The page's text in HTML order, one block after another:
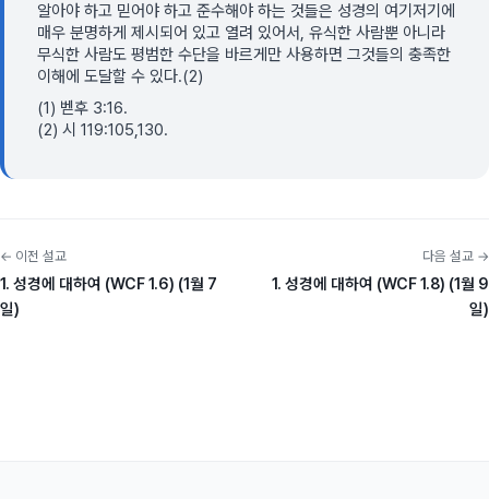
알아야 하고 믿어야 하고 준수해야 하는 것들은 성경의 여기저기에
매우 분명하게 제시되어 있고 열려 있어서, 유식한 사람뿐 아니라
무식한 사람도 평범한 수단을 바르게만 사용하면 그것들의 충족한
이해에 도달할 수 있다.(2)
(1) 벧후 3:16.
(2) 시 119:105,130.
← 이전 설교
1. 성경에 대하여 (WCF 1.6) (1월 7
일)
다음 설교 →
1. 성경에 대하여 (WCF 1.8) (1월 9
일)